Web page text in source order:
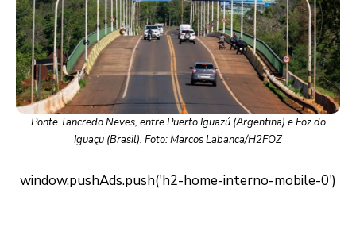
Ponte Tancredo Neves, entre Puerto Iguazú (Argentina) e Foz do
Iguaçu (Brasil). Foto: Marcos Labanca/H2FOZ